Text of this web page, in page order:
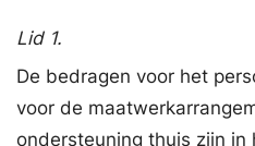
Lid 1.
De bedragen voor het
voor de
ondersteuning thuis zijn in